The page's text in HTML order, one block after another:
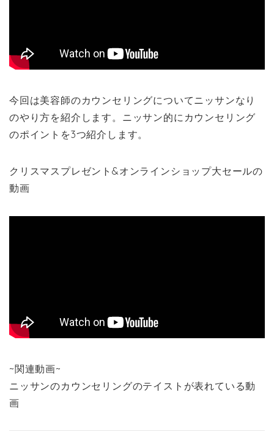
今回は美容師のカウンセリングについてニッサンなり
のやり方を紹介します。ニッサン的にカウンセリング
のポイントを3つ紹介します。
クリスマスプレゼント&オンラインショップ大セールの
動画
~関連動画~
ニッサンのカウンセリングのテイストが表れている動
画